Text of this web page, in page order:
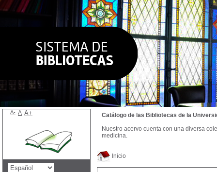
Inicio
Catálogo de las Bibliotecas de la
Nuestro acervo cuenta con una diversa
medicina.
A- A A+